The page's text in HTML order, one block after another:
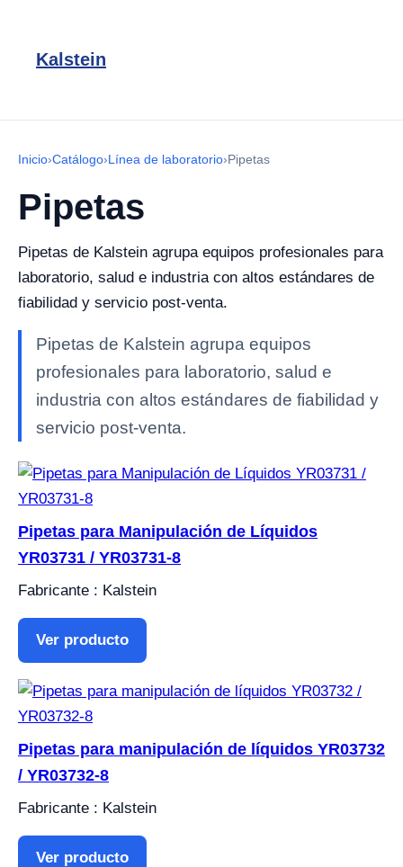
Kalstein
Inicio›Catálogo›Línea de laboratorio›Pipetas
Pipetas
Pipetas de Kalstein agrupa equipos profesionales para
laboratorio, salud e industria con altos estándares de
fiabilidad y servicio post-venta.
Pipetas de Kalstein agrupa equipos
profesionales para laboratorio, salud e
industria con altos estándares de fiabilidad y
servicio post-venta.
Pipetas para Manipulación de Líquidos
YR03731 / YR03731-8
Fabricante : Kalstein
Ver producto
Pipetas para manipulación de líquidos YR03732
/ YR03732-8
Fabricante : Kalstein
Ver producto